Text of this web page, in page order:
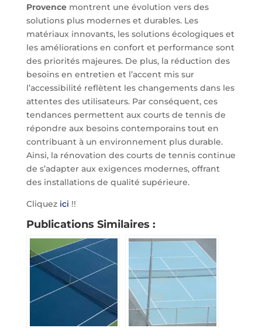
Provencemontrent une évolution vers des
solutions plus modernes et durables. Les
matériaux innovants, les solutions écologiques et
les améliorations en confort et performance sont
des priorités majeures. De plus, la réduction des
besoins en entretien et l’accent mis sur
l’accessibilité reflètent les changements dans les
attentes des utilisateurs. Par conséquent, ces
tendances permettent aux courts de tennis de
répondre aux besoins contemporains tout en
contribuant à un environnement plus durable.
Ainsi, la rénovation des courts de tennis continue
de s’adapter aux exigences modernes, offrant
des installations de qualité supérieure.
Cliquez ici !!
Publications Similaires :